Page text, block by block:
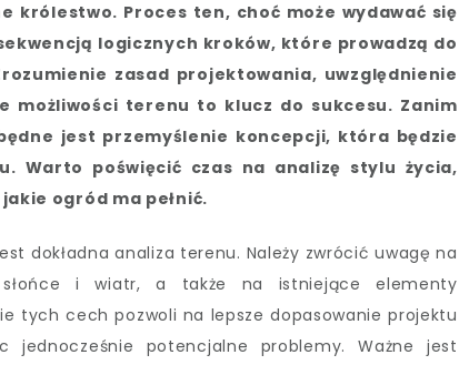
królestwo. Proces ten, choć może wydawać się
logicznych kroków, które prowadzą do
zasad projektowania, uwzględnienie
możliwości terenu to klucz do sukcesu. Zanim
jest przemyślenie koncepcji, która będzie
Warto poświęcić czas na analizę stylu życia,
ogród ma pełnić.
dokładna analiza terenu. Należy zwrócić uwagę na
słońce i wiatr, a także na istniejące elementy
tych cech pozwoli na lepsze dopasowanie projektu
jednocześnie potencjalne problemy. Ważne jest